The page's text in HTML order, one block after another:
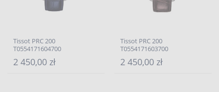
Tissot PRC 200
T0554171604700
2 450,00 zł
Tissot PRC 200
T0554171603700
2 450,00 zł